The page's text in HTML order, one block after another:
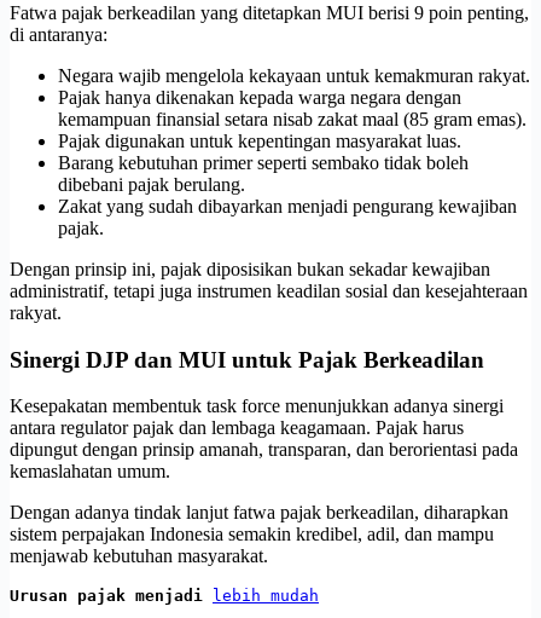
Fatwa pajak berkeadilan yang ditetapkan MUI berisi 9 poin penting,
di antaranya:
Negara wajib mengelola kekayaan untuk kemakmuran rakyat.
Pajak hanya dikenakan kepada warga negara dengan
kemampuan finansial setara nisab zakat maal (85 gram emas).
Pajak digunakan untuk kepentingan masyarakat luas.
Barang kebutuhan primer seperti sembako tidak boleh
dibebani pajak berulang.
Zakat yang sudah dibayarkan menjadi pengurang kewajiban
pajak.
Dengan prinsip ini, pajak diposisikan bukan sekadar kewajiban
administratif, tetapi juga instrumen keadilan sosial dan kesejahteraan
rakyat.
Sinergi DJP dan MUI untuk Pajak Berkeadilan
Kesepakatan membentuk task force menunjukkan adanya sinergi
antara regulator pajak dan lembaga keagamaan. Pajak harus
dipungut dengan prinsip amanah, transparan, dan berorientasi pada
kemaslahatan umum.
Dengan adanya tindak lanjut fatwa pajak berkeadilan, diharapkan
sistem perpajakan Indonesia semakin kredibel, adil, dan mampu
menjawab kebutuhan masyarakat.
Urusan pajak menjadi lebih mudah